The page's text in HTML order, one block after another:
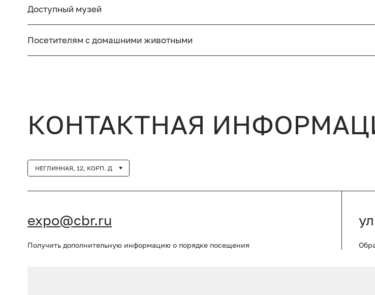
Доступный музей
Посетителям с домашними животными
КОНТАКТНАЯ
НЕГЛИННАЯ, 12, КОРП. Д
expo@cbr.ru
Получить дополнительную информацию о порядке посещения